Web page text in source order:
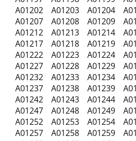
A01202 A01203 A01204
A01207 A01208 A01209
A01212 A01213 A01214
A01217 A01218 A01219
A01222 A01223 A01224
A01227 A01228 A01229
A01232 A01233 A01234
A01237 A01238 A01239
A01242 A01243 A01244
A01247 A01248 A01249
A01252 A01253 A01254
A01257 A01258 A01259